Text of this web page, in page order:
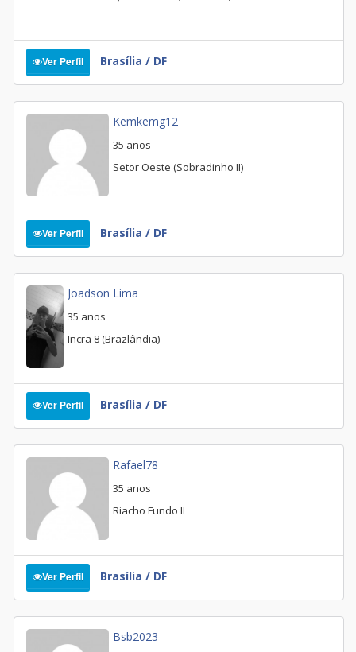
Ver Perfil Brasília / DF
Kemkemg12
35 anos
Setor Oeste (Sobradinho II)
Ver Perfil Brasília / DF
Joadson Lima
35 anos
Incra 8 (Brazlândia)
Ver Perfil Brasília / DF
Rafael78
35 anos
Riacho Fundo II
Ver Perfil Brasília / DF
Bsb2023